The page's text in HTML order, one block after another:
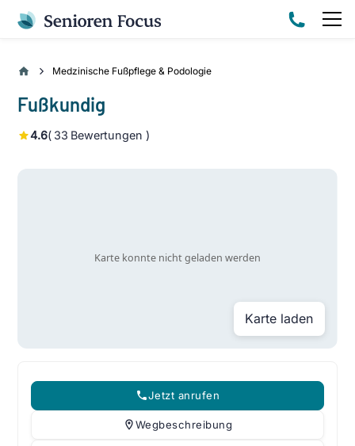
Medzinische Fußpflege & Podologie
Fußkundig
4.6( 33 Bewertungen )
Karte laden
Jetzt anrufen
Wegbeschreibung